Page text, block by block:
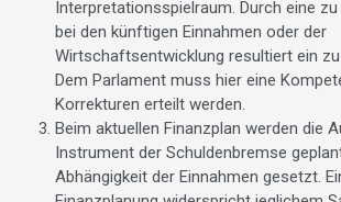
Interpretationsspielraum. Durch eine
bei den künftigen Einnahmen oder der
Wirtschaftsentwicklung resultiert ein
Dem Parlament muss hier eine
Korrekturen erteilt werden.
Beim aktuellen Finanzplan werden die
Instrument der Schuldenbremse
Abhängigkeit der Einnahmen gesetzt.